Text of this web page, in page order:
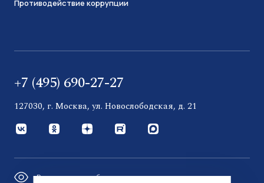
Противодействие коррупции
+7 (495) 690-27-27
127030, г. Москва, ул. Новослободская, д. 21
Версия для слабовидящих